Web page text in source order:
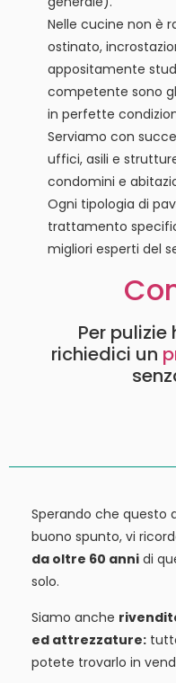
Nelle cucine non è
ostinato,
appositamente
competente sono
in perfette
Serviamo con
uffici, asili e
condomini e
Ogni tipologia di
trattamento
migliori esperti del
Per pulizie
richiedici un
Sperando che questo
buono spunto, vi
da oltre 60 anni di
solo.
Siamo anche
ed attrezzature:
potete trovarlo in